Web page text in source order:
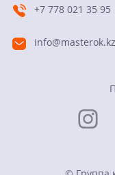
+7 778 021 35 95
info@masterok.kz